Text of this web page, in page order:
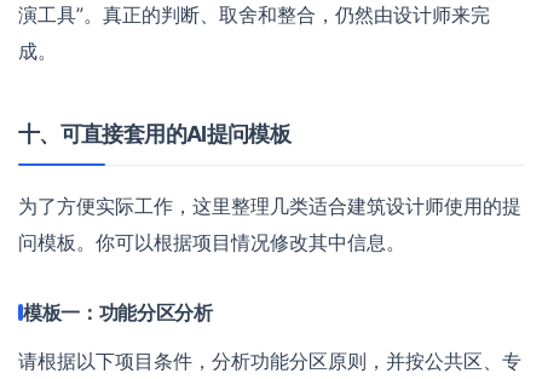
演工具”。真正的判断、取舍和整合，仍然由设计师来完
成。
十、可直接套用的AI提问模板
为了方便实际工作，这里整理几类适合建筑设计师使用的提
问模板。你可以根据项目情况修改其中信息。
模板一：功能分区分析
请根据以下项目条件，分析功能分区原则，并按公共区、专